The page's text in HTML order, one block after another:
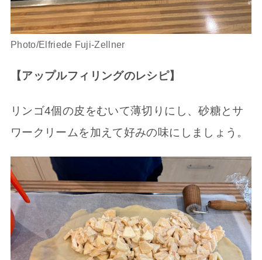
Photo/Elfriede Fuji-Zellner
【アップルフィリングのレシピ】
リンゴ4個の皮をむいて薄切りにし、砂糖とサ
ワークリームを加えて好みの味にしましょう。